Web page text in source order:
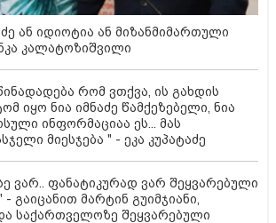
ან იდიოტია ან მიზანმიმართული
კალატოზიშვილი
რომ ვთქვა, ის გახდის
იყო ნია იმნაძე წამქეზებელი, ნია
ინფორმაციაა ეს... მას
მიესჯება " - ეკა კუპატაძე
ვარ.. ფანატიკურად ვარ შეყვარებული
გაიცანით მარტინ გუიმჯიანი,
საქართველოზე შეყვარებული